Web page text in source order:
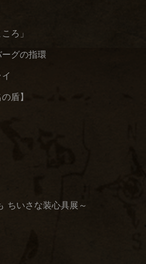
ろ」
グの指環
盾】
ちいさな装心具展～